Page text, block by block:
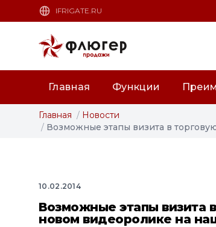
IFRIGATE.RU
Главная Функции
Главная / Новости
/ Возможные этапы визита в
10.02.2014
Возможные этапы визита
новом видеоролике на